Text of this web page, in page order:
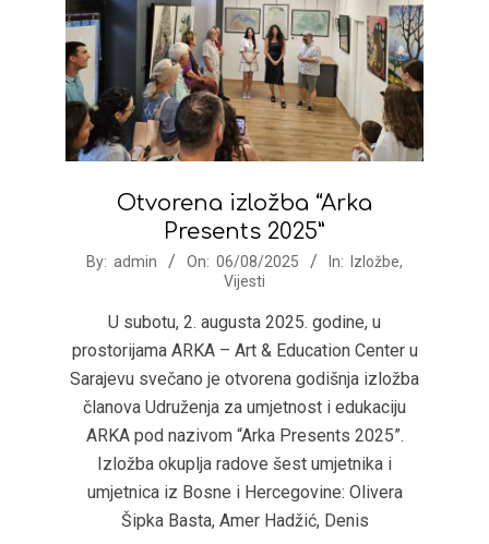
Otvorena izložba “Arka
Presents 2025”
2025-
By: admin On: 06/08/2025 In: Izložbe,
Vijesti
U subotu, 2. augusta 2025. godine, u
prostorijama ARKA – Art & Education Center u
Sarajevu svečano je otvorena godišnja izložba
članova Udruženja za umjetnost i edukaciju
ARKA pod nazivom “Arka Presents 2025”.
Izložba okuplja radove šest umjetnika i
umjetnica iz Bosne i Hercegovine: Olivera
Šipka Basta, Amer Hadžić, Denis